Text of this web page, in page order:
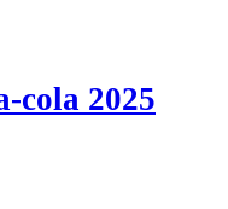
cola 2025